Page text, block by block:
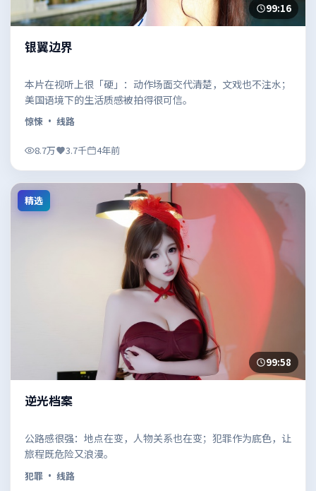
99:16
银翼边界
本片在视听上很「硬」：动作场面交代清楚，文戏也不注水；
美国语境下的生活质感被拍得很可信。
惊悚 · 线路
8.7万 3.7千 4年前
精选
99:58
逆光档案
公路感很强：地点在变，人物关系也在变；犯罪作为底色，让
旅程既危险又浪漫。
犯罪 · 线路